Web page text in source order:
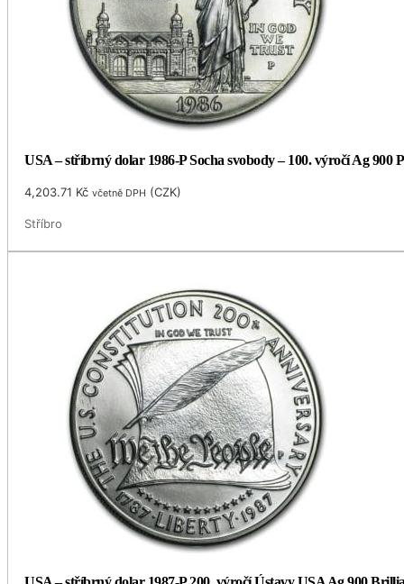
USA – stříbrný dolar 1986-P Socha svobody – 100. výročí Ag 900
4,203.71 Kč včetně DPH (CZK)
Stříbro